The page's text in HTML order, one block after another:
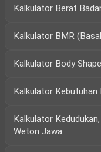
Kalkulator Berat
Kalkulator BMR
Kalkulator Body
Kalkulator Kebutuhan
Kalkulator
Weton Jawa